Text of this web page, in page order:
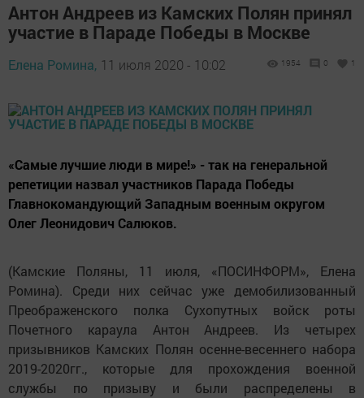
Антон Андреев из Камских Полян принял
участие в Параде Победы в Москве
Елена Ромина, 11 июля 2020 - 10:02 1954 0 1
«Самые лучшие люди в мире!» - так на генеральной
репетиции назвал участников Парада Победы
Главнокомандующий Западным военным округом
Олег Леонидович Салюков.
(Камские Поляны, 11 июля, «ПОСИНФОРМ», Елена
Ромина). Среди них сейчас уже демобилизованный
Преображенского полка Сухопутных войск роты
Почетного караула Антон Андреев. Из четырех
призывников Камских Полян осенне-весеннего набора
2019-2020гг., которые для прохождения военной
службы по призыву и были распределены в